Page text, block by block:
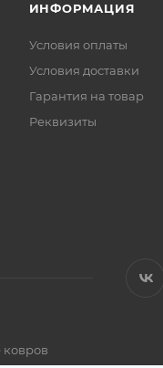
ИНФОРМАЦИЯ
Условия оплаты
Условия доставки
Гарантия на товар
Реквизиты
ковров